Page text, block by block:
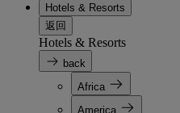
Hotels & Resorts
返回
Hotels & Resorts
back
Africa
America